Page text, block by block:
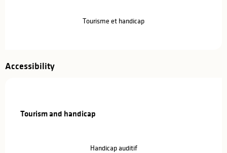
Tourisme et handicap
Accessibility
Tourism and handicap
Tourism and handicap
Handicap auditif